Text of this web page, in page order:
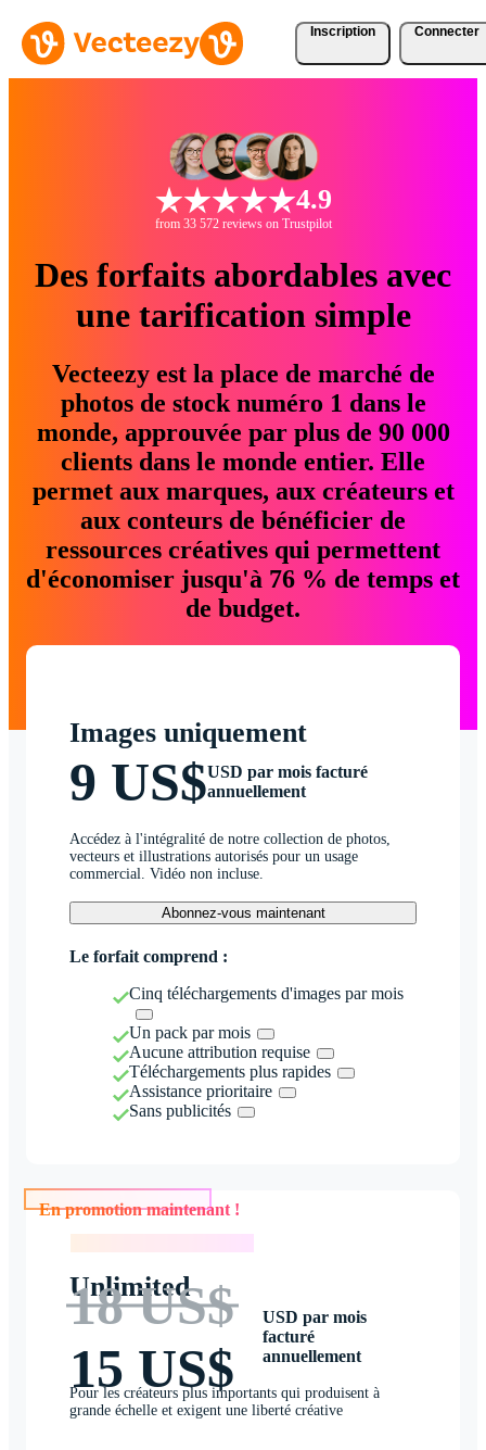
Inscription Connecter
4.9
from 33 572 reviews on Trustpilot
Des forfaits abordables avec
une tarification simple
Vecteezy est la place de marché de
photos de stock numéro 1 dans le
monde, approuvée par plus de 90 000
clients dans le monde entier. Elle
permet aux marques, aux créateurs et
aux conteurs de bénéficier de
ressources créatives qui permettent
d'économiser jusqu'à 76 % de temps et
de budget.
Images uniquement
9 US$USD par mois facturé
annuellement
Accédez à l'intégralité de notre collection de photos,
vecteurs et illustrations autorisés pour un usage
commercial. Vidéo non incluse.
Abonnez-vous maintenant
Le forfait comprend :
Cinq téléchargements d'images par mois
Un pack par mois
Aucune attribution requise
Téléchargements plus rapides
Assistance prioritaire
Sans publicités
En promotion maintenant !
Unlimited
18 US$
15 US$
USD par mois
facturé
annuellement
Pour les créateurs plus importants qui produisent à
grande échelle et exigent une liberté créative